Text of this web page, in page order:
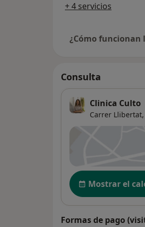
+ 4 servicios
¿Cómo funcionan
Consulta
Clinica Culto
Carrer Llibertat,
Disponibilidad
Mostrar el
Formas de pago